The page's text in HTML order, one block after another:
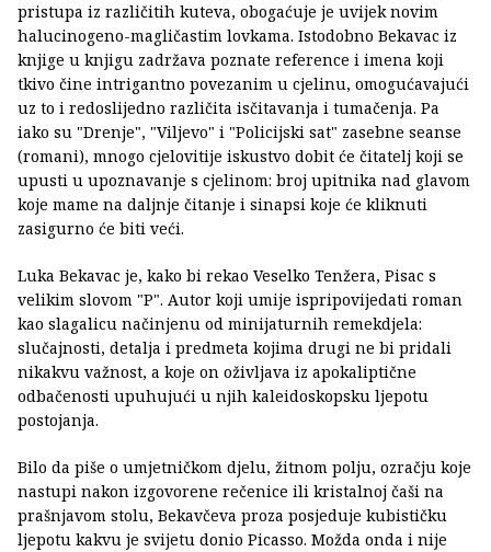
pristupa iz različitih kuteva, obogaćuje je uvijek novim
halucinogeno-magličastim lovkama. Istodobno Bekavac iz
knjige u knjigu zadržava poznate reference i imena koji
tkivo čine intrigantno povezanim u cjelinu, omogućavajući
uz to i redoslijedno različita isčitavanja i tumačenja. Pa
iako su "Drenje", "Viljevo" i "Policijski sat" zasebne seanse
(romani), mnogo cjelovitije iskustvo dobit će čitatelj koji se
upusti u upoznavanje s cjelinom: broj upitnika nad glavom
koje mame na daljnje čitanje i sinapsi koje će kliknuti
zasigurno će biti veći.
Luka Bekavac je, kako bi rekao Veselko Tenžera, Pisac s
velikim slovom "P". Autor koji umije ispripovijedati roman
kao slagalicu načinjenu od minijaturnih remekdjela:
slučajnosti, detalja i predmeta kojima drugi ne bi pridali
nikakvu važnost, a koje on oživljava iz apokaliptične
odbačenosti upuhujući u njih kaleidoskopsku ljepotu
postojanja.
Bilo da piše o umjetničkom djelu, žitnom polju, ozračju koje
nastupi nakon izgovorene rečenice ili kristalnoj čaši na
prašnjavom stolu, Bekavčeva proza posjeduje kubističku
ljepotu kakvu je svijetu donio Picasso. Možda onda i nije